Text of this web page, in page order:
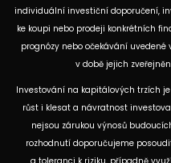
individuální investiční doporučení,
ke koupi nebo prodeji konkrétních
prognózy nebo očekávání
v době jejich
Investování na kapitálových trzích
růst i klesat a návratnost
nejsou zárukou výnosů
rozhodnutí doporučujeme